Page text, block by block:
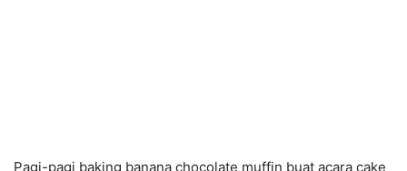
Pagi-pagi baking banana chocolate muffin buat acara cake